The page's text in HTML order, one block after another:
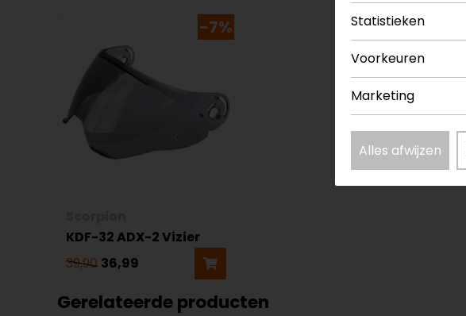
-7%
KDF-32 ADX-2 Vizier
39,90 36,99
Gerelateerde producten
Statistieken
Voorkeuren
Marketing
Alles afwijzen